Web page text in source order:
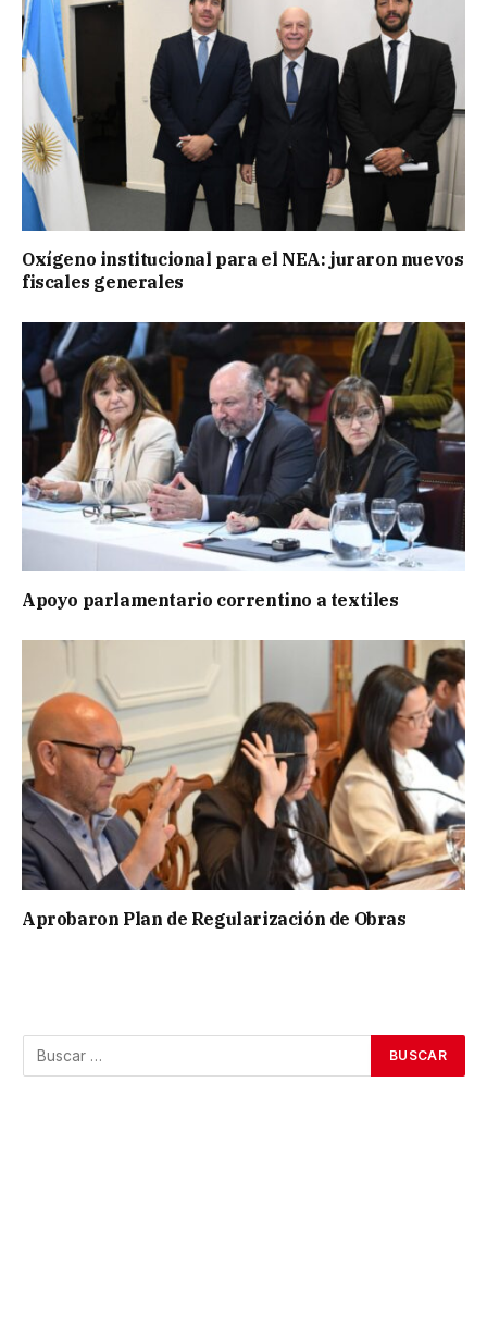
Oxígeno institucional para el NEA: juraron nuevos
fiscales generales
Apoyo parlamentario correntino a textiles
Aprobaron Plan de Regularización de Obras